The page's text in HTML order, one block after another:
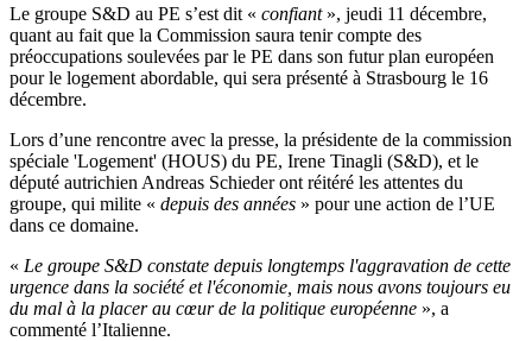
Le groupe S&D au PE s’est dit « confiant », jeudi 11 décembre,
quant au fait que la Commission saura tenir compte des
préoccupations soulevées par le PE dans son futur plan européen
pour le logement abordable, qui sera présenté à Strasbourg le 16
décembre.
Lors d’une rencontre avec la presse, la présidente de la commission
spéciale 'Logement' (HOUS) du PE, Irene Tinagli (S&D), et le
député autrichien Andreas Schieder ont réitéré les attentes du
groupe, qui milite « depuis des années » pour une action de l’UE
dans ce domaine.
« Le groupe S&D constate depuis longtemps l'aggravation de cette
urgence dans la société et l'économie, mais nous avons toujours eu
du mal à la placer au cœur de la politique européenne », a
commenté l’Italienne.